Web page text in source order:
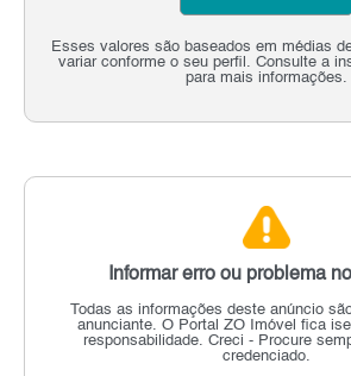
Esses valores são baseados em médias
variar conforme o seu perfil. Consulte a
para mais informações.
Informar erro ou problema
Todas as informações deste anúncio
anunciante. O Portal ZO Imóvel fica
responsabilidade. Creci - Procure
credenciado.